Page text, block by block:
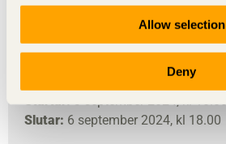
Allow selection
Deny
Svenska Mässan, Göteborg
Slutar: 6 september 2024, kl 18.00